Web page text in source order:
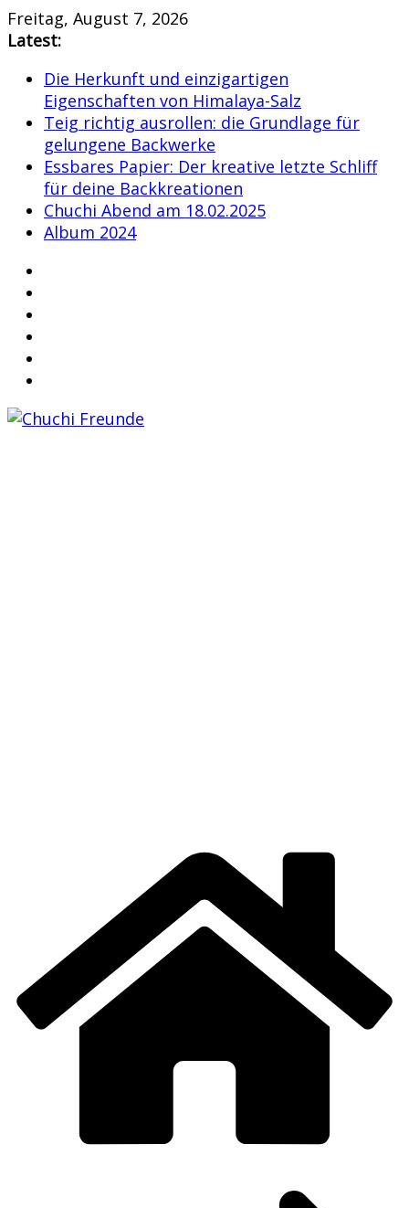
Skip
to
Freitag, August 7, 2026
Latest:
Die Herkunft und einzigartigen
Eigenschaften von Himalaya-Salz
Teig richtig ausrollen: die Grundlage für
gelungene Backwerke
Essbares Papier: Der kreative letzte Schliff
für deine Backkreationen
Chuchi Abend am 18.02.2025
Album 2024